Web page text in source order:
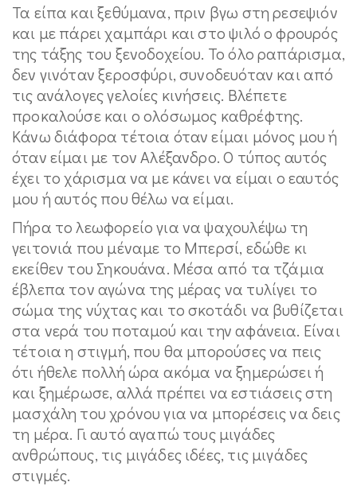
Τα είπα και ξεθύμανα, πριν βγω στη ρεσεψιόν
και με πάρει χαμπάρι και στο ψιλό ο φρουρός
της τάξης του ξενοδοχείου. Το όλο ραπάρισμα,
δεν γινόταν ξεροσφύρι, συνοδευόταν και από
τις ανάλογες γελοίες κινήσεις. Βλέπετε
προκαλούσε και ο ολόσωμος καθρέφτης.
Κάνω διάφορα τέτοια όταν είμαι μόνος μου ή
όταν είμαι με τον Αλέξανδρο. Ο τύπος αυτός
έχει το χάρισμα να με κάνει να είμαι ο εαυτός
μου ή αυτός που θέλω να είμαι.
Πήρα το λεωφορείο για να ψαχουλέψω τη
γειτονιά που μέναμε το Μπερσί, εδώθε κι
εκείθεν του Σηκουάνα. Μέσα από τα τζάμια
έβλεπα τον αγώνα της μέρας να τυλίγει το
σώμα της νύχτας και το σκοτάδι να βυθίζεται
στα νερά του ποταμού και την αφάνεια. Είναι
τέτοια η στιγμή, που θα μπορούσες να πεις
ότι ήθελε πολλή ώρα ακόμα να ξημερώσει ή
και ξημέρωσε, αλλά πρέπει να εστιάσεις στη
μασχάλη του χρόνου για να μπορέσεις να δεις
τη μέρα. Γι αυτό αγαπώ τους μιγάδες
ανθρώπους, τις μιγάδες ιδέες, τις μιγάδες
στιγμές.